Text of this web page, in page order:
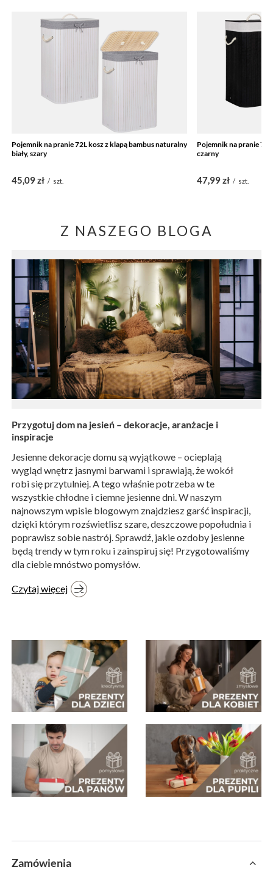
Pojemnik na pranie 72L kosz z klapą bambus naturalny
biały, szary
45,09 zł / szt.
Pojemnik na pranie
czarny
47,99 zł / szt.
Z NASZEGO BLOGA
Przygotuj dom na jesień – dekoracje, aranżacje i
inspiracje
Jesienne dekoracje domu są wyjątkowe – ocieplają
wygląd wnętrz jasnymi barwami i sprawiają, że wokół
robi się przytulniej. A tego właśnie potrzeba w te
wszystkie chłodne i ciemne jesienne dni. W naszym
najnowszym wpisie blogowym znajdziesz garść inspiracji,
dzięki którym rozświetlisz szare, deszczowe popołudnia i
poprawisz sobie nastrój. Sprawdź, jakie ozdoby jesienne
będą trendy w tym roku i zainspiruj się! Przygotowaliśmy
dla ciebie mnóstwo pomysłów.
Czytaj więcej
Zamówienia